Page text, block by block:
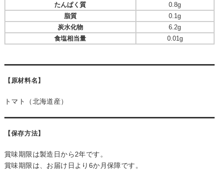
たんぱく質
0.8g
脂質
0.1g
炭水化物
6.2g
食塩相当量
0.01g
【原材料名】
トマト（北海道産）
【保存方法】
賞味期限は製造日から2年です。
賞味期限は、お届け日より6か月保障です。